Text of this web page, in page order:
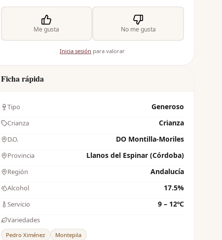
Me gusta No me gusta
Inicia sesión para valorar
Ficha rápida
Tipo Generoso
Crianza Crianza
D.O. DO Montilla-Moriles
Provincia Llanos del Espinar (Córdoba)
Región Andalucía
Alcohol 17.5%
Servicio 9 – 12ºC
Variedades
Pedro Ximénez Montepila